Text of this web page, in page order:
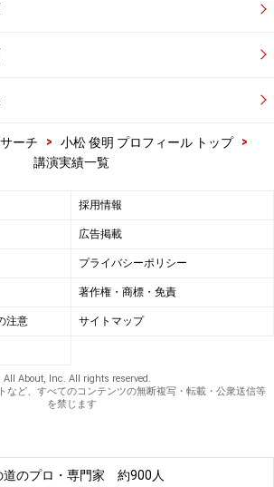
ーチ > 小松 俊明 プロフィール トップ
>
講演実績一覧
採用情報
広告掲載
プライバシーポリシー
著作権・商標・免責
注意 サイトマップ
About, Inc. All rights reserved.
など、すべてのコンテンツの無断複写・転載・公衆送信等
を禁じます
道のプロ・専門家 約900人